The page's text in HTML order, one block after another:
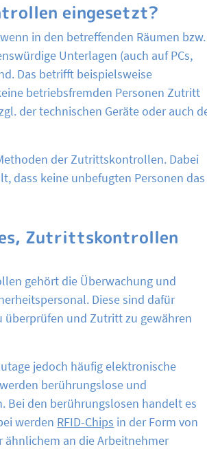
eingesetzt?
in den betreffenden Räumen bzw.
Unterlagen (auch auf PCs,
Das betrifft beispielsweise
betriebsfremden Personen Zutritt
der technischen Geräte oder auch
der Zutrittskontrollen. Dabei
dass keine unbefugten Personen das
Zutrittskontrollen
gehört die Überwachung und
Diese sind dafür
und Zutritt zu gewähren
jedoch häufig elektronische
berührungslose und
Bei den berührungslosen handelt es
werden RFID-Chips in der Form von
ähnlichem an die Arbeitnehmer